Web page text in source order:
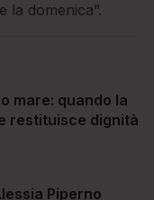
la domenica”.
mare: quando la
restituisce dignità
Piperno